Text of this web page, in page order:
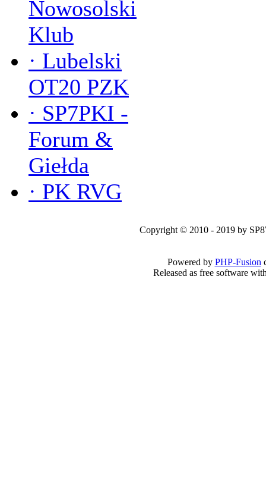
Nowosolski
Klub
· Lubelski
OT20 PZK
· SP7PKI -
Forum &
Giełda
· PK RVG
Copyright © 2010 - 2019 by
Powered by PHP-Fusion
Released as free software